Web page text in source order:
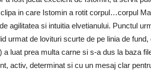
in care Istomin a rotit corpul…corpul
agilitatea si intuitia elvetianului. Punctul
urmat de lovituri scurte de pe linia de
luat prea multa carne si s-a dus la baza
activ, determinat si cu un mesaj clar